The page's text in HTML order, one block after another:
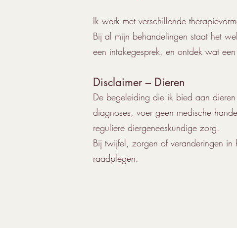
Ik werk met verschillende
Bij al mijn behandelingen staat het
een intakegesprek, en ontdek wat
Disclaimer – Dieren
De begeleiding die ik bied aan dieren
diagnoses, voer geen medische
reguliere diergeneeskundige zorg.
Bij twijfel, zorgen of veranderingen
raadplegen.